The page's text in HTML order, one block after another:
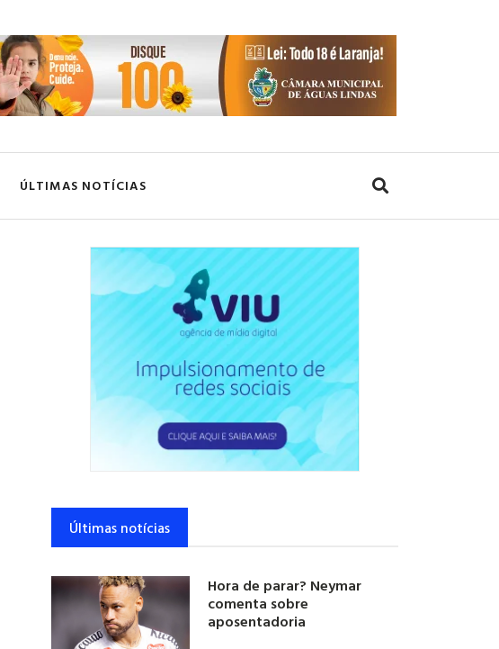
ÚLTIMAS NOTÍCIAS
Últimas notícias
Hora de parar? Neymar
comenta sobre
aposentadoria